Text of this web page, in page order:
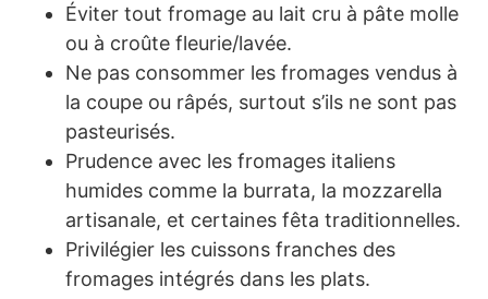
Éviter tout fromage au lait cru à pâte molle
ou à croûte fleurie/lavée.
Ne pas consommer les fromages vendus à
la coupe ou râpés, surtout s’ils ne sont pas
pasteurisés.
Prudence avec les fromages italiens
humides comme la burrata, la mozzarella
artisanale, et certaines fêta traditionnelles.
Privilégier les cuissons franches des
fromages intégrés dans les plats.